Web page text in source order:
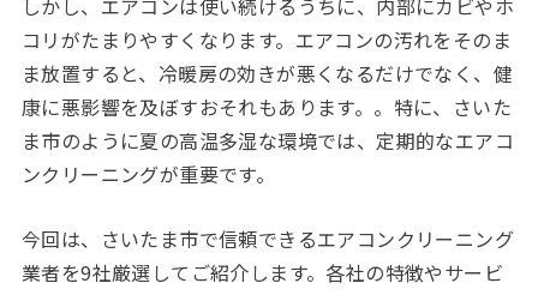
しかし、エアコンは使い続けるうちに、内部にカビやホ
コリがたまりやすくなります。エアコンの汚れをそのま
ま放置すると、冷暖房の効きが悪くなるだけでなく、健
康に悪影響を及ぼすおそれもあります。。特に、さいた
ま市のように夏の高温多湿な環境では、定期的なエアコ
ンクリーニングが重要です。
今回は、さいたま市で信頼できるエアコンクリーニング
業者を9社厳選してご紹介します。各社の特徴やサービ